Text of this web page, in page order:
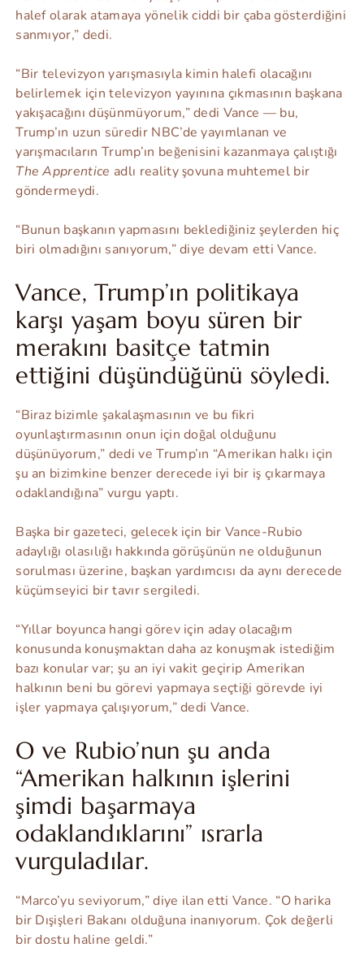
halef olarak atamaya yönelik ciddi bir çaba gösterdiğini
sanmıyor,” dedi.
“Bir televizyon yarışmasıyla kimin halefi olacağını
belirlemek için televizyon yayınına çıkmasının başkana
yakışacağını düşünmüyorum,” dedi Vance — bu,
Trump’ın uzun süredir NBC’de yayımlanan ve
yarışmacıların Trump’ın beğenisini kazanmaya çalıştığı
The Apprentice adlı reality şovuna muhtemel bir
göndermeydi.
“Bunun başkanın yapmasını beklediğiniz şeylerden hiç
biri olmadığını sanıyorum,” diye devam etti Vance.
Vance, Trump’ın politikaya
karşı yaşam boyu süren bir
merakını basitçe tatmin
ettiğini düşündüğünü söyledi.
“Biraz bizimle şakalaşmasının ve bu fikri
oyunlaştırmasının onun için doğal olduğunu
düşünüyorum,” dedi ve Trump’ın “Amerikan halkı için
şu an bizimkine benzer derecede iyi bir iş çıkarmaya
odaklandığına” vurgu yaptı.
Başka bir gazeteci, gelecek için bir Vance-Rubio
adaylığı olasılığı hakkında görüşünün ne olduğunun
sorulması üzerine, başkan yardımcısı da aynı derecede
küçümseyici bir tavır sergiledi.
“Yıllar boyunca hangi görev için aday olacağım
konusunda konuşmaktan daha az konuşmak istediğim
bazı konular var; şu an iyi vakit geçirip Amerikan
halkının beni bu görevi yapmaya seçtiği görevde iyi
işler yapmaya çalışıyorum,” dedi Vance.
O ve Rubio’nun şu anda
“Amerikan halkının işlerini
şimdi başarmaya
odaklandıklarını” ısrarla
vurguladılar.
“Marco’yu seviyorum,” diye ilan etti Vance. “O harika
bir Dışişleri Bakanı olduğuna inanıyorum. Çok değerli
bir dostu haline geldi.”